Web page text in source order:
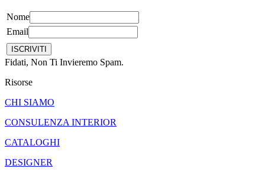
Nome
Email
Fidati, Non Ti Invieremo Spam.
Risorse
CHI SIAMO
CONSULENZA INTERIOR
CATALOGHI
DESIGNER